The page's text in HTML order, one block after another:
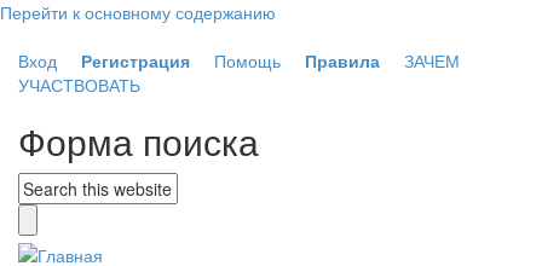
Перейти к основному содержанию
Вход
Регистрация Помощь Правила
ЗАЧЕМ
УЧАСТВОВАТЬ
Форма поиска